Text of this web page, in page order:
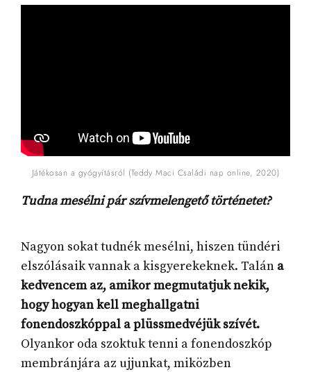
Játékosan a gyógyításról (Teddy Maci Családi nap online, 2020)
Tudna mesélni pár szívmelengető történetet?
Nagyon sokat tudnék mesélni, hiszen tündéri
elszólásaik vannak a kisgyerekeknek. Talán a
kedvencem az, amikor megmutatjuk nekik,
hogy hogyan kell meghallgatni
fonendoszkóppal a plüssmedvéjük szívét.
Olyankor oda szoktuk tenni a fonendoszkóp
membránjára az ujjunkat, miközben